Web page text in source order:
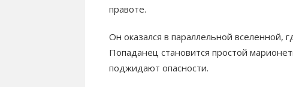
правоте.
Он оказался в параллельной вселенной,
Попаданец становится простой
поджидают опасности.